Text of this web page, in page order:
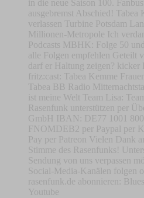
in die neue Saison 100.
ausgebremst Abschied! Tabea
verlassen Turbine Potsdam
Millionen-Metropole Ich
Podcasts MBHK: Folge 50
alle Folgen empfehlen Geteilt
darf er Haltung zeigen? kicker
fritz:cast: Tabea Kemme
Tabea BB Radio
ist meine Welt Team Lisa:
Rasenfunk unterstützen per
GmbH IBAN: DE77 1001
FNOMDEB2 per Paypal per
Pay per Patreon Vielen Dank
Stimme des Rasenfunks!
Sendung von uns verpassen
Social-Media-Kanälen folgen
rasenfunk.de abonnieren:
Youtube